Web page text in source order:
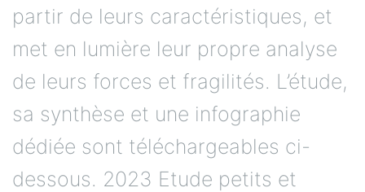
partir de leurs caractéristiques, et
met en lumière leur propre analyse
de leurs forces et fragilités. L’étude,
sa synthèse et une infographie
dédiée sont téléchargeables ci-
dessous. 2023 Etude petits et